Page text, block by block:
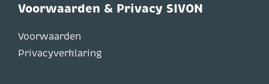
Voorwaarden & Privacy SIVON
Voorwaarden
Privacyverklaring